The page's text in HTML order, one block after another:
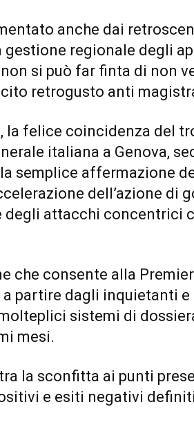
anche dai
gestione regionale degli
si può far finta di non
retrogusto anti
la felice coincidenza del
italiana a Genova,
semplice affermazione
dell’azione di
degli attacchi concentrici
che consente alla
partire dagli inquietanti e
sistemi di
mesi.
la sconfitta ai punti
e esiti negativi